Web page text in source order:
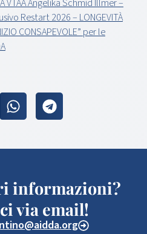
VTAA Angelika Schmid Illmer –
Restart 2026 – LONGEVITÀ
CONSAPEVOLE” per le
informazioni?
via email!